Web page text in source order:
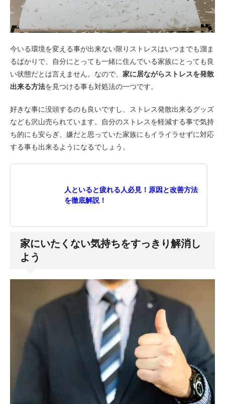
今いる環境を変える事が出来ない限りストレスはいつまでも溜ま
るばかりで、自分にとっても一緒に住んでいる家族にとっても良
い状態だとは言えません。なので、 家に居ながらストレスを発散
出来る方法を見つける事も対処法の一つです。
好きな事に没頭するのも良いですし、ストレス発散出来るグッズ
なども沢山売られています。自分のストレスを軽減する事で気持
ち的にも安らぎ、嫌だと思っていた家族にもイライラせずに対応
する事も出来るようになるでしょう。
人といると疲れる人必見！原因と改善方法
を徹底解説！
家にいたくない気持ちをすっきり解消し
よう